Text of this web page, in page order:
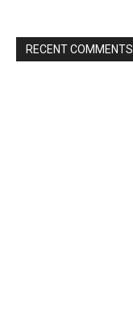
RECENT COMMENTS